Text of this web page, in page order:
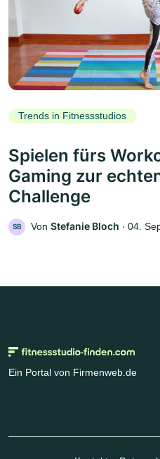
Trends in Fitnessstudios
Spielen fürs
Gaming zur
Challenge
SB Von Stefanie Bloch ‧ 04.
Ein Portal von Firmenweb.de